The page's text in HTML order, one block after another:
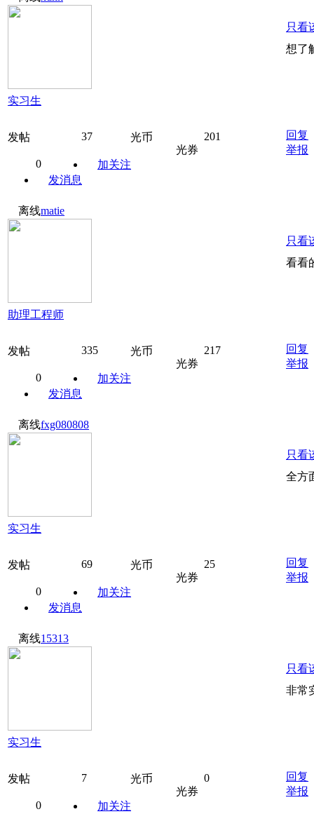
实习生
发帖 37 光币
201
光券
0
加关注
发消息
只看
想了
回复
举报
离线matie
助理工程师
发帖 335 光币
217
光券
0
加关注
发消息
只看
看看
回复
举报
离线fxg080808
实习生
发帖 69 光币
25
光券
0
加关注
发消息
只看
全方
回复
举报
离线15313
实习生
发帖 7 光币
0
光券
0
加关注
只看
非常
回复
举报